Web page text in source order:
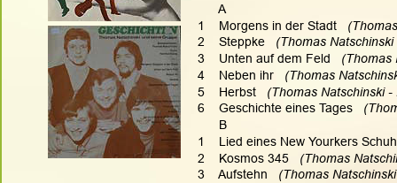
      A
1    Morgens in der Stadt
2    Steppke
(Thomas
3    Unten auf dem Feld (Thomas
4    Neben ihr
(Thomas
5    Herbst
(Thomas Natschinski
6    Geschichte eines Tages
      B
1    Lied eines New Yourkers
2    Kosmos 345 (Thomas
3    Aufstehn (Thomas